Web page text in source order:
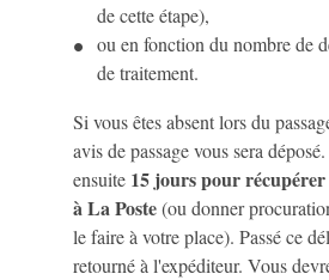
de cette étape),
ou en fonction du nombre de
de traitement.
Si vous êtes absent lors du
avis de passage vous sera
ensuite 15 jours pour
à La Poste(ou donner
le faire à votre place). Passé ce
retourné à l'expéditeur. Vous